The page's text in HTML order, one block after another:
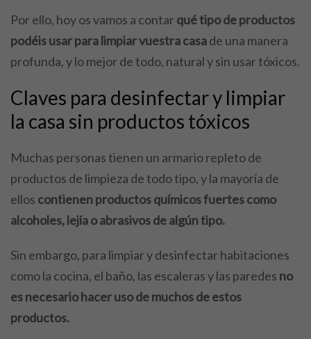
Por ello, hoy os vamos a contarqué tipo de productos
podéis usar para limpiar vuestra casade una manera
profunda, y lo mejor de todo, natural y sin usar tóxicos.
Claves para desinfectar y limpiar
la casa sin productos tóxicos
Muchas personas tienen un armario repleto de
productos de limpieza de todo tipo, y la mayoría de
ellos contienen productos químicos fuertes como
alcoholes, lejía o abrasivos de algún tipo.
Sin embargo, para limpiar y desinfectar habitaciones
como la cocina, el baño, las escaleras y las paredes no
es necesario hacer uso de muchos de estos
productos.